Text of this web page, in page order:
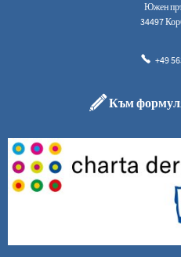
Южен
34497
+49
Към